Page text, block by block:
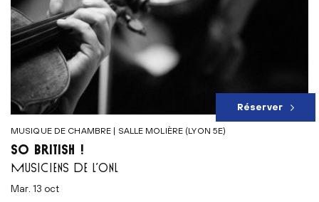
MUSIQUE DE CHAMBRE | SALLE MOLIÈRE (LYON 5E)
SO BRITISH !
MUSICIENS DE L’ONL
mar. 13 oct
Réserver